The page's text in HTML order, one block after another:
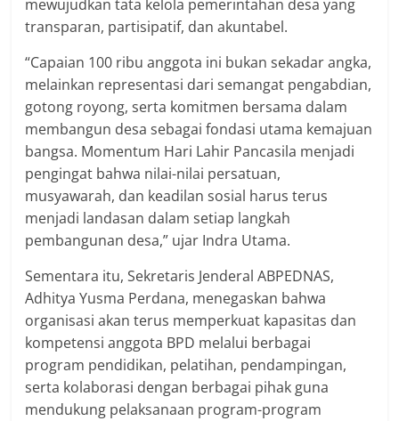
mewujudkan tata kelola pemerintahan desa yang
transparan, partisipatif, dan akuntabel.
“Capaian 100 ribu anggota ini bukan sekadar angka,
melainkan representasi dari semangat pengabdian,
gotong royong, serta komitmen bersama dalam
membangun desa sebagai fondasi utama kemajuan
bangsa. Momentum Hari Lahir Pancasila menjadi
pengingat bahwa nilai-nilai persatuan,
musyawarah, dan keadilan sosial harus terus
menjadi landasan dalam setiap langkah
pembangunan desa,” ujar Indra Utama.
Sementara itu, Sekretaris Jenderal ABPEDNAS,
Adhitya Yusma Perdana, menegaskan bahwa
organisasi akan terus memperkuat kapasitas dan
kompetensi anggota BPD melalui berbagai
program pendidikan, pelatihan, pendampingan,
serta kolaborasi dengan berbagai pihak guna
mendukung pelaksanaan program-program